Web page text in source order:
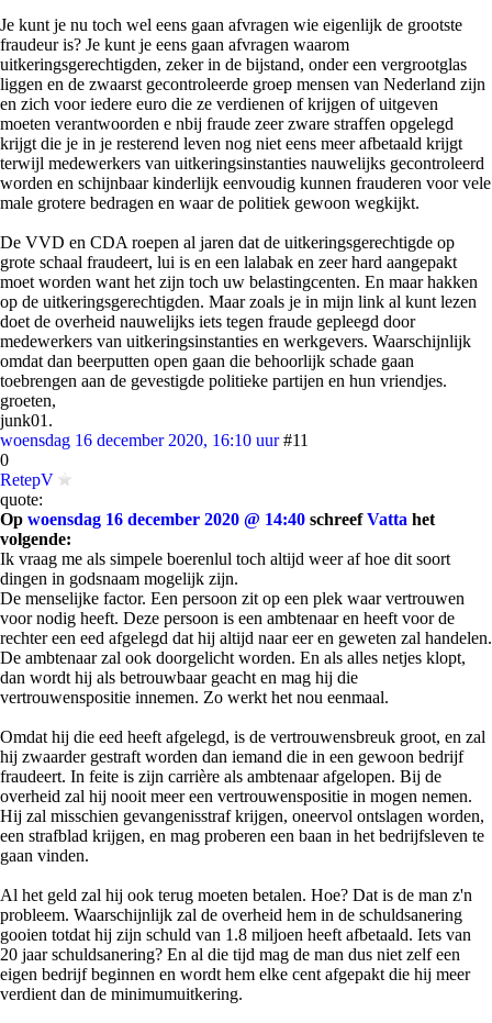
Je kunt je nu toch wel eens gaan afvragen wie eigenlijk de grootste
fraudeur is? Je kunt je eens gaan afvragen waarom
uitkeringsgerechtigden, zeker in de bijstand, onder een vergrootglas
liggen en de zwaarst gecontroleerde groep mensen van Nederland zijn
en zich voor iedere euro die ze verdienen of krijgen of uitgeven
moeten verantwoorden e nbij fraude zeer zware straffen opgelegd
krijgt die je in je resterend leven nog niet eens meer afbetaald krijgt
terwijl medewerkers van uitkeringsinstanties nauwelijks gecontroleerd
worden en schijnbaar kinderlijk eenvoudig kunnen frauderen voor vele
male grotere bedragen en waar de politiek gewoon wegkijkt.
De VVD en CDA roepen al jaren dat de uitkeringsgerechtigde op
grote schaal fraudeert, lui is en een lalabak en zeer hard aangepakt
moet worden want het zijn toch uw belastingcenten. En maar hakken
op de uitkeringsgerechtigden. Maar zoals je in mijn link al kunt lezen
doet de overheid nauwelijks iets tegen fraude gepleegd door
medewerkers van uitkeringsinstanties en werkgevers. Waarschijnlijk
omdat dan beerputten open gaan die behoorlijk schade gaan
toebrengen aan de gevestigde politieke partijen en hun vriendjes.
groeten,
junk01.
woensdag 16 december 2020, 16:10 uur #11
0
RetepV
quote:
Op woensdag 16 december 2020 @ 14:40 schreefVatta het
volgende:
Ik vraag me als simpele boerenlul toch altijd weer af hoe dit soort
dingen in godsnaam mogelijk zijn.
De menselijke factor. Een persoon zit op een plek waar vertrouwen
voor nodig heeft. Deze persoon is een ambtenaar en heeft voor de
rechter een eed afgelegd dat hij altijd naar eer en geweten zal handelen.
De ambtenaar zal ook doorgelicht worden. En als alles netjes klopt,
dan wordt hij als betrouwbaar geacht en mag hij die
vertrouwenspositie innemen. Zo werkt het nou eenmaal.
Omdat hij die eed heeft afgelegd, is de vertrouwensbreuk groot, en zal
hij zwaarder gestraft worden dan iemand die in een gewoon bedrijf
fraudeert. In feite is zijn carrière als ambtenaar afgelopen. Bij de
overheid zal hij nooit meer een vertrouwenspositie in mogen nemen.
Hij zal misschien gevangenisstraf krijgen, oneervol ontslagen worden,
een strafblad krijgen, en mag proberen een baan in het bedrijfsleven te
gaan vinden.
Al het geld zal hij ook terug moeten betalen. Hoe? Dat is de man z'n
probleem. Waarschijnlijk zal de overheid hem in de schuldsanering
gooien totdat hij zijn schuld van 1.8 miljoen heeft afbetaald. Iets van
20 jaar schuldsanering? En al die tijd mag de man dus niet zelf een
eigen bedrijf beginnen en wordt hem elke cent afgepakt die hij meer
verdient dan de minimumuitkering.